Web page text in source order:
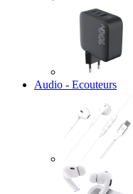
Audio - Ecouteurs